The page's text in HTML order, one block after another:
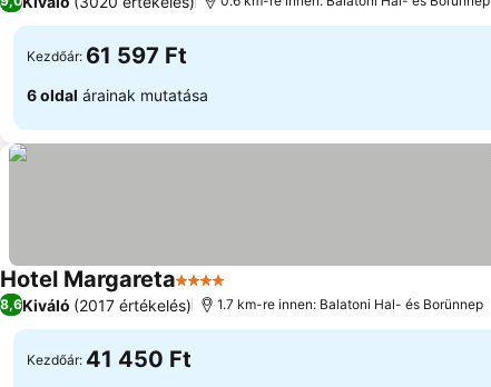
Kezdőár: 61 597 Ft
6 oldal árainak mutatása
Hotel Margareta4 Kategória
8,6Kiváló (2017 értékelés) 1.7 km-re innen: Balatoni Hal- és Borünnep
Kezdőár: 41 450 Ft